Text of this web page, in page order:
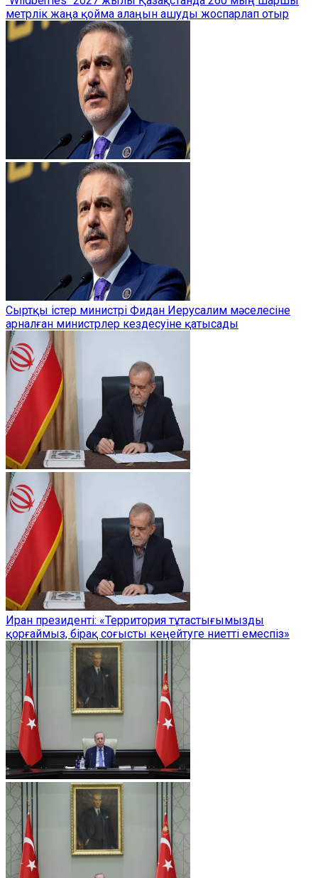
метрлік жаңа қойма алаңын ашуды жоспарлап отыр
Сыртқы істер министрі Фидан Иерусалим мәселесіне
арналған министрлер кездесуіне қатысады
Иран президенті: «Территория тұтастығымызды
қорғаймыз, бірақ соғысты кеңейтуге ниетті емеспіз»